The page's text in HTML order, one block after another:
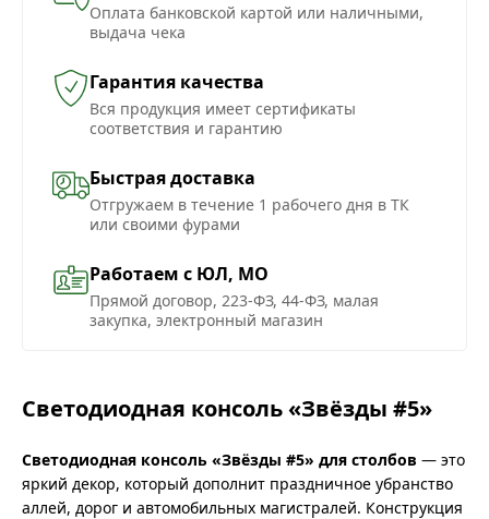
Оплата банковской картой или наличными,
выдача чека
Гарантия качества
Вся продукция имеет сертификаты
соответствия и гарантию
Быстрая доставка
Отгружаем в течение 1 рабочего дня в ТК
или своими фурами
Работаем с ЮЛ, МО
Прямой договор, 223-ФЗ, 44-ФЗ, малая
закупка, электронный магазин
Светодиодная консоль «Звёзды #5»
Светодиодная консоль «Звёзды #5» для столбов — это
яркий декор, который дополнит праздничное убранство
аллей, дорог и автомобильных магистралей. Конструкция